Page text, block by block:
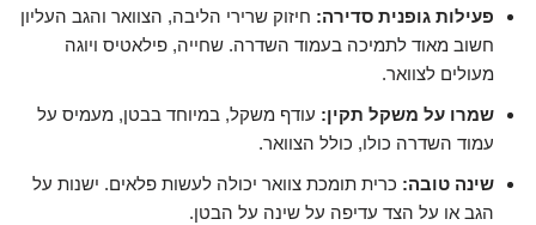
פעילות גופנית סדירה: חיזוק שרירי הליבה, הצוואר והגב העליון
חשוב מאוד לתמיכה בעמוד השדרה. שחייה, פילאטיס ויוגה
מעולים לצוואר.
שמרו על משקל תקין: עודף משקל, במיוחד בבטן, מעמיס על
עמוד השדרה כולו, כולל הצוואר.
שינה טובה: כרית תומכת צוואר יכולה לעשות פלאים. ישנות על
הגב או על הצד עדיפה על שינה על הבטן.